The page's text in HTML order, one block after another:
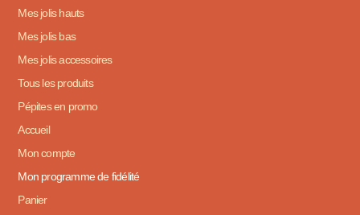
Mes jolis hauts
Mes jolis bas
Mes jolis accessoires
Tous les produits
Pépites en promo
Accueil
Mon compte
Mon programme de fidélité
Panier